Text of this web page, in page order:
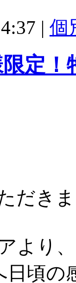
| 個
定！
だき
より、
日頃の